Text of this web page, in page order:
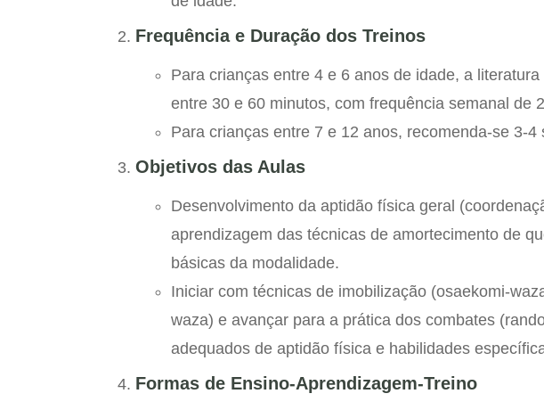
Frequência e Duração dos Treinos
Para crianças entre 4 e 6 anos de idade, a
entre 30 e 60 minutos, com frequência semanal de
Para crianças entre 7 e 12 anos, recomenda-se 3-
Objetivos das Aulas
Desenvolvimento da aptidão física geral
aprendizagem das técnicas de amortecimento de
básicas da modalidade.
Iniciar com técnicas de imobilização (osaekomi-
waza) e avançar para a prática dos combates
adequados de aptidão física e habilidades
Formas de Ensino-Aprendizagem-Treino